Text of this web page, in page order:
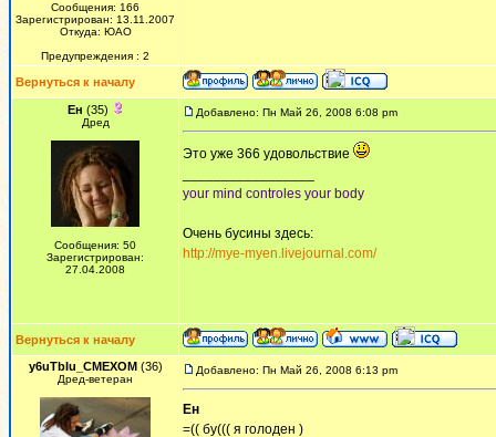
Сообщения: 166
Зарегистрирован: 13.11.2007
Откуда: ЮАО
Предупреждения : 2
Вернуться к началу
Ен (35)
Дред
Сообщения: 50
Зарегистрирован:
27.04.2008
Добавлено: Пн Май 26, 2008 6:08 pm
Это уже 366 удовольствие
your mind controles your body
Очень бусины здесь:
http://mye-myen.livejournal.com/
Вернуться к началу
y6uTbIu_CMEXOM(36)
Дред-ветеран
Добавлено: Пн Май 26, 2008 6:13 pm
Ен
=(( бу((( я голоден )